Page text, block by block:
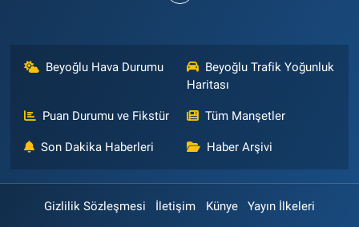
Beyoğlu Hava Durumu
Beyoğlu Trafik Yoğunluk
Haritası
Puan Durumu ve Fikstür Tüm Manşetler
Son Dakika Haberleri Haber Arşivi
Gizlilik Sözleşmesi İletişim Künye Yayın İlkeleri